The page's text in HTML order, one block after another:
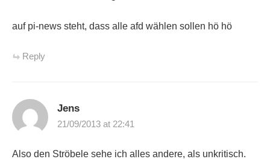
auf pi-news steht, dass alle afd wählen sollen hö hö
Reply
Jens
21/09/2013 at 22:41
Also den Ströbele sehe ich alles andere, als unkritisch.